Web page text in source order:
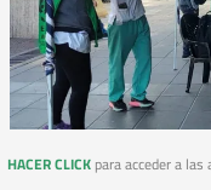
HACER CLICK para acceder a las